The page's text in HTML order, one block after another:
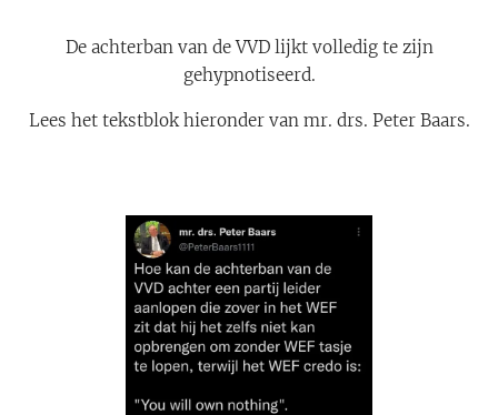
De achterban van de VVD lijkt volledig te zijn
gehypnotiseerd.
Lees het tekstblok hieronder van mr. drs. Peter Baars.